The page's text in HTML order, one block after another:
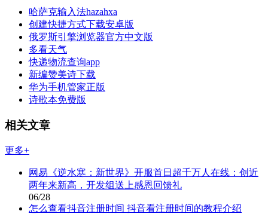
哈萨克输入法hazahxa
创建快捷方式下载安卓版
俄罗斯引擎浏览器官方中文版
多看天气
快递物流查询app
新编赞美诗下载
华为手机管家正版
诗歌本免费版
相关文章
更多+
网易《逆水寒：新世界》开服首日超千万人在线：创近
两年来新高，开发组送上感恩回馈礼
06/28
怎么查看抖音注册时间 抖音看注册时间的教程介绍